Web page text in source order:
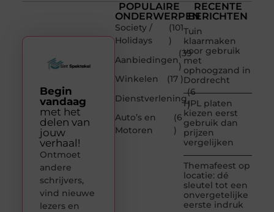
POPULAIRE
ONDERWERPEN
Society /
Holidays
(101
)
Aanbiedingen
(39
)
Winkelen
(17 )
Dienstverlening
(6
)
Auto’s en
Motoren
(6
)
RECENTE
BERICHTEN
Tuin
klaarmaken
voor gebruik
met
ophoogzand in
Dordrecht
HPL platen
kiezen eerst
gebruik dan
prijzen
vergelijken
Themafeest op
locatie: dé
sleutel tot een
onvergetelijke
eerste indruk
Begin
vandaag
met het
delen van
jouw
verhaal!
Ontmoet
andere
schrijvers,
vind nieuwe
lezers en